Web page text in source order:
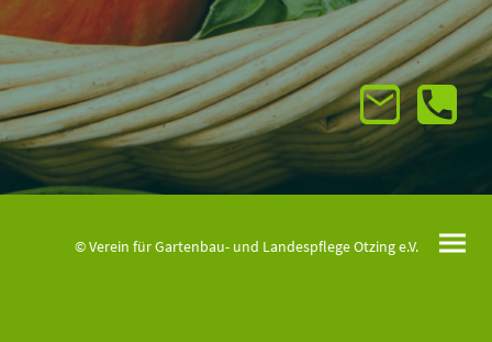
© Verein für Gartenbau- und Landespflege Otzing e.V.